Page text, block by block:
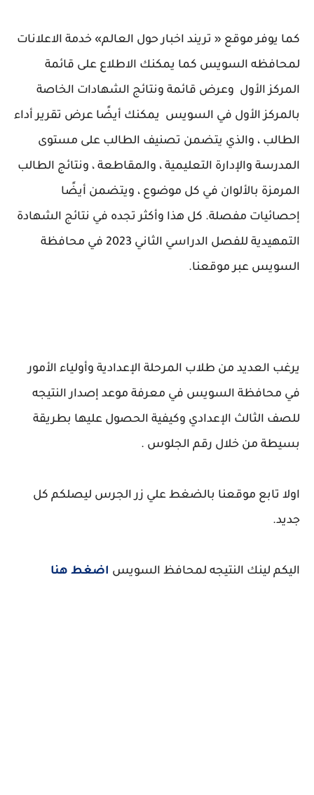
كما يوفر موقع « تريند اخبار حول العالم» خدمة الاعلانات
لمحافظه السويس كما يمكنك الاطلاع على قائمة
المركز الأول وعرض قائمة ونتائج الشهادات الخاصة
بالمركز الأول في السويس يمكنك أيضًا عرض تقرير أداء
الطالب ، والذي يتضمن تصنيف الطالب على مستوى
المدرسة والإدارة التعليمية ، والمقاطعة ، ونتائج الطالب
المرمزة بالألوان في كل موضوع ، ويتضمن أيضًا
إحصائيات مفصلة. كل هذا وأكثر تجده في نتائج الشهادة
التمهيدية للفصل الدراسي الثاني 2023 في محافظة
السويس عبر موقعنا.
يرغب العديد من طلاب المرحلة الإعدادية وأولياء الأمور
في محافظة السويس في معرفة موعد إصدار النتيجه
للصف الثالث الإعدادي وكيفية الحصول عليها بطريقة
بسيطة من خلال رقم الجلوس .
اولا تابع موقعنا بالضغط علي زر الجرس ليصلكم كل
جديد.
اليكم لينك النتيجه لمحافظ السويس اضغط هنا